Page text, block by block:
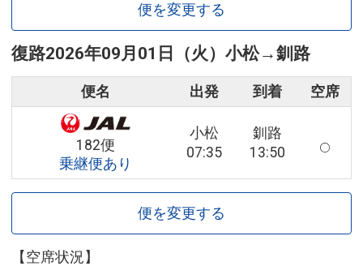
便を変更する
復路2026年09月01日（火） 小松→釧路
便名 出発 到着 空席
182便
乗継便あり
小松
07:35
釧路
13:50
便を変更する
【空席状況】